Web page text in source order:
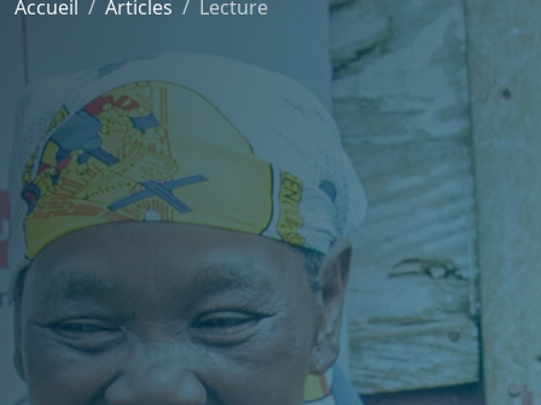
Accueil Articles Lecture